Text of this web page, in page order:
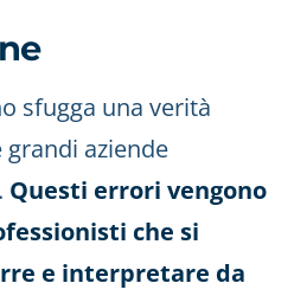
sfugga una verità
grandi aziende
Questi errori vengono
che si
e interpretare da